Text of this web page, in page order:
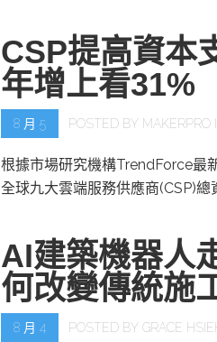
CSP提高資
年增上看31%
8 月 5 POSTED BY MAKERPRO
根據市場研究機構TrendForce最
全球九大雲端服務供應商(CSP)總
AI建築機器人
何改變傳統施
8 月 4 POSTED BY GRACE